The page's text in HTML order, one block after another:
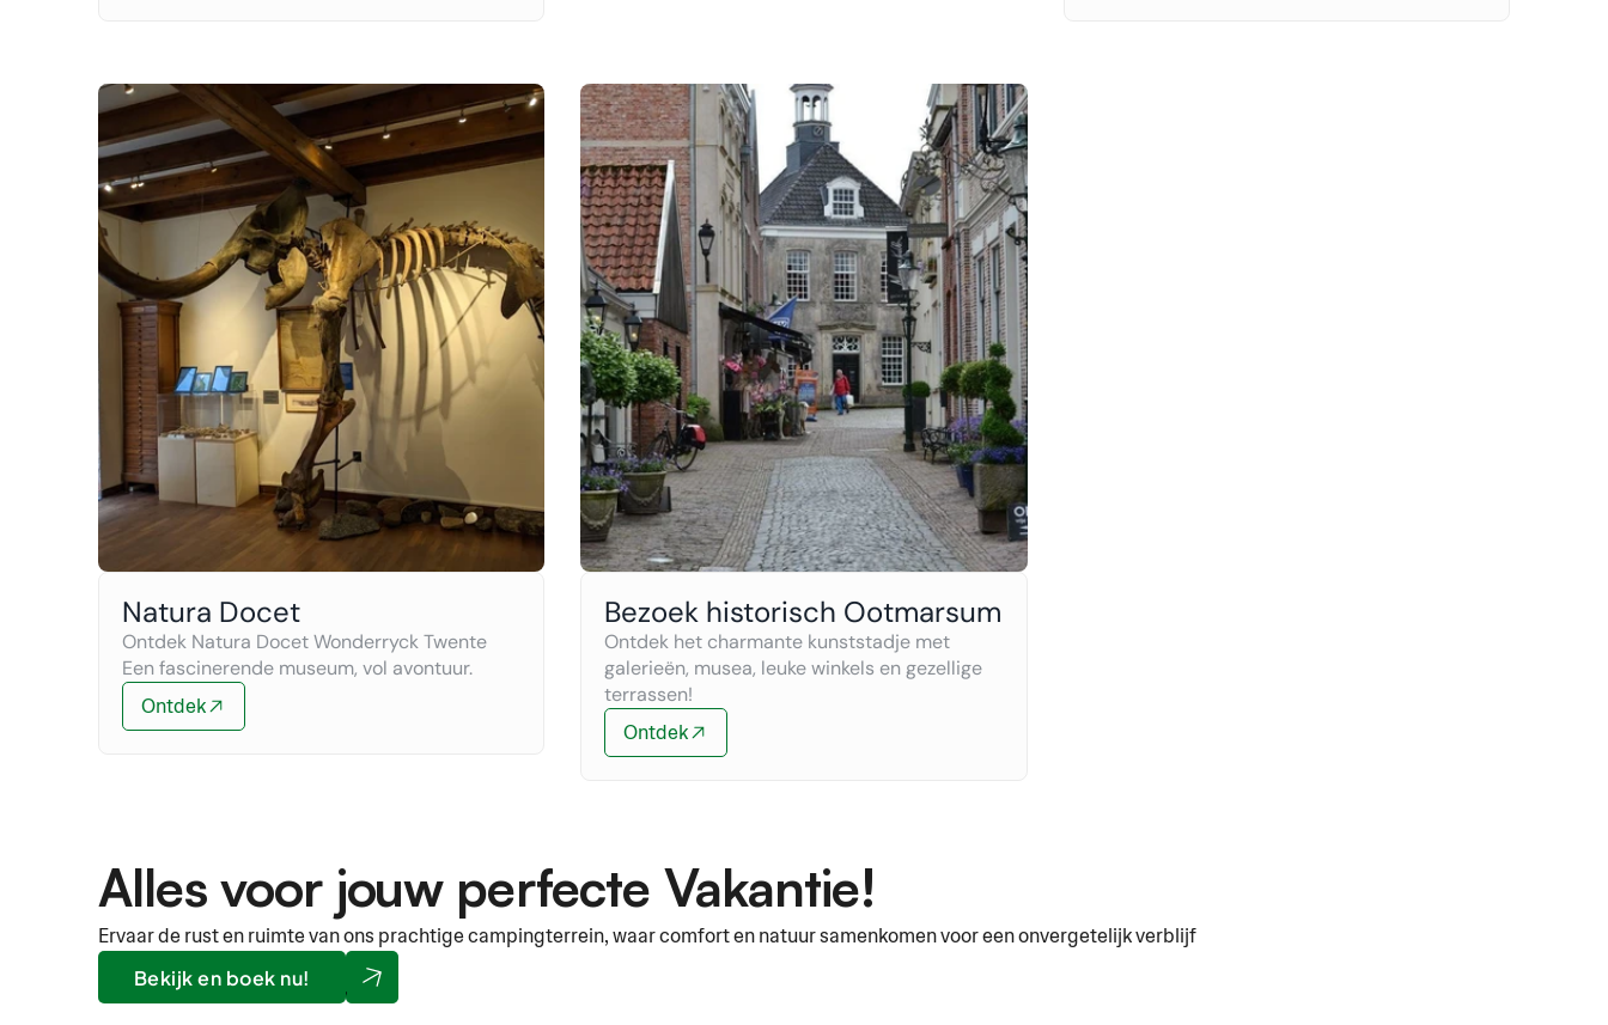
Natura Docet
Ontdek Natura Docet Wonderryck Twente
Een fascinerende museum, vol avontuur.
Ontdek
Bezoek historisch Ootmarsum
Ontdek het charmante kunststadje met
galerieën, musea, leuke winkels en gezellige
terrassen!
Ontdek
Alles voor jouw perfecte Vakantie!
Ervaar de rust en ruimte van ons prachtige campingterrein, waar comfort en natuur samenkomen voor een onvergetelijk verblijf
Bekijk en boek nu!